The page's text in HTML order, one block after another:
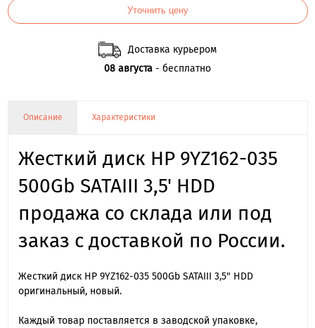
Уточнить цену
Доставка курьером
08 августа - бесплатно
Описание Характеристики
Жесткий диск HP 9YZ162-035
500Gb SATAIII 3,5' HDD
продажа со склада или под
заказ с доставкой по России.
Жесткий диск HP 9YZ162-035 500Gb SATAIII 3,5" HDD
оригинальный, новый.
Каждый товар поставляется в заводской упаковке,